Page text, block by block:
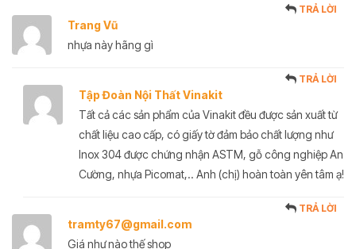
Trang Vũ
TRẢ LỜI
nhựa này hãng gì
Tập Đoàn Nội Thất Vinakit
TRẢ LỜI
Tất cả các sản phẩm của Vinakit đều được sản xuất từ
chất liệu cao cấp, có giấy tờ đảm bảo chất lượng như
Inox 304 được chứng nhận ASTM, gỗ công nghiệp An
Cường, nhựa Picomat,.. Anh (chị) hoàn toàn yên tâm ạ!
tramty67@gmail.com
TRẢ LỜI
Giá như nào thế shop